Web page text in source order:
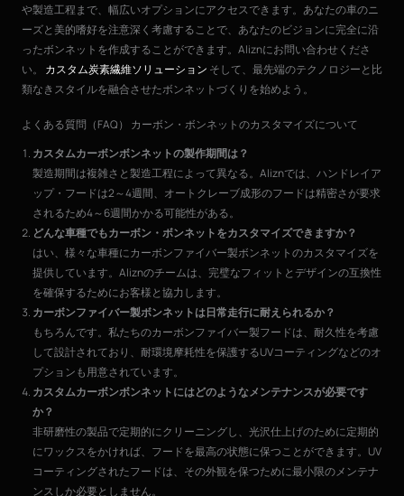
や製造工程まで、幅広いオプションにアクセスできます。あなたの車のニ
ーズと美的嗜好を注意深く考慮することで、あなたのビジョンに完全に沿
ったボンネットを作成することができます。Aliznにお問い合わせくださ
い。 カスタム炭素繊維ソリューション そして、最先端のテクノロジーと比
類なきスタイルを融合させたボンネットづくりを始めよう。
よくある質問（FAQ） カーボン・ボンネットのカスタマイズについて
カスタムカーボンボンネットの製作期間は？
製造期間は複雑さと製造工程によって異なる。Aliznでは、ハンドレイア
ップ・フードは2～4週間、オートクレーブ成形のフードは精密さが要求
されるため4～6週間かかる可能性がある。
どんな車種でもカーボン・ボンネットをカスタマイズできますか？
はい、様々な車種にカーボンファイバー製ボンネットのカスタマイズを
提供しています。Aliznのチームは、完璧なフィットとデザインの互換性
を確保するためにお客様と協力します。
カーボンファイバー製ボンネットは日常走行に耐えられるか？
もちろんです。私たちのカーボンファイバー製フードは、耐久性を考慮
して設計されており、耐環境摩耗性を保護するUVコーティングなどのオ
プションも用意されています。
カスタムカーボンボンネットにはどのようなメンテナンスが必要です
か？
非研磨性の製品で定期的にクリーニングし、光沢仕上げのために定期的
にワックスをかければ、フードを最高の状態に保つことができます。UV
コーティングされたフードは、その外観を保つために最小限のメンテナ
ンスしか必要としません。